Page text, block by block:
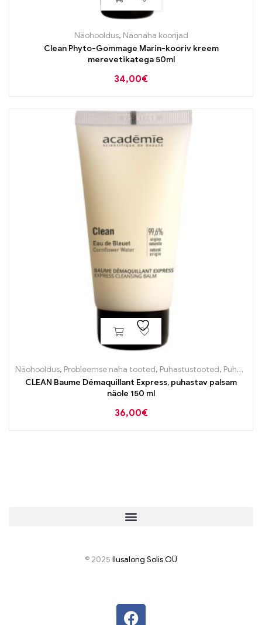
Näohooldus, Näonaha koorijad
Clean Phyto-Gommage Marin-kooriv kreem
merevetikatega 50ml
34,00€
Näohooldus, Probleemse naha tooted, Puhastustooted, Puhastustooted
CLEAN Baume Démaquillant Express, puhastav palsam
näole 150 ml
36,00€
© 2025 Ilusalong Solis OÜ